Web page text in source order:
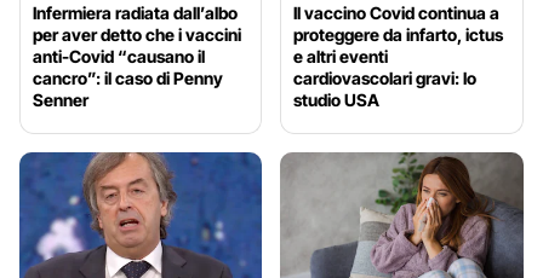
Infermiera radiata dall’albo
per aver detto che i vaccini
anti-Covid “causano il
cancro”: il caso di Penny
Senner
Il vaccino Covid continua a
proteggere da infarto, ictus
e altri eventi
cardiovascolari gravi: lo
studio USA